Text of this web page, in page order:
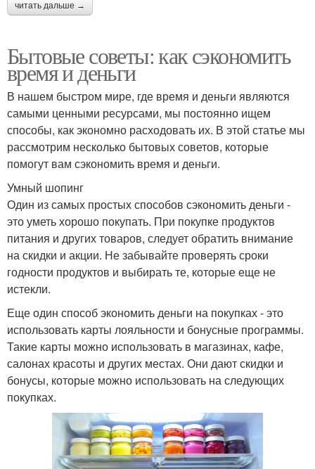
читать дальше →
Бытовые советы: как сэкономить
время и деньги
В нашем быстром мире, где время и деньги являются
самыми ценными ресурсами, мы постоянно ищем
способы, как экономно расходовать их. В этой статье мы
рассмотрим несколько бытовых советов, которые
помогут вам сэкономить время и деньги.
Умный шопинг
Один из самых простых способов сэкономить деньги -
это уметь хорошо покупать. При покупке продуктов
питания и других товаров, следует обратить внимание
на скидки и акции. Не забывайте проверять сроки
годности продуктов и выбирать те, которые еще не
истекли.
Еще один способ экономить деньги на покупках - это
использовать карты лояльности и бонусные программы.
Такие карты можно использовать в магазинах, кафе,
салонах красоты и других местах. Они дают скидки и
бонусы, которые можно использовать на следующих
покупках.